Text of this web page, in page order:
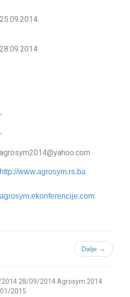
25.09.2014.
28.09.2014.
-
-
agrosym2014@yahoo.com
http://www.agrosym.rs.ba
agrosym.ekonferencije.com
Dalje →
28/09/2014Agrosym 2014
2015